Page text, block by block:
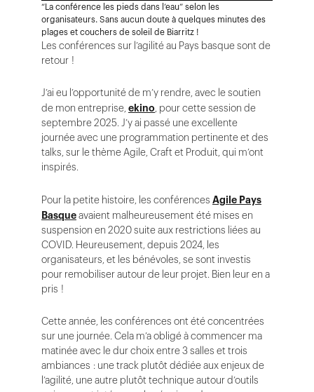
“La conférence les pieds dans l’eau” selon les
organisateurs. Sans aucun doute à quelques minutes des
plages et couchers de soleil de Biarritz !
Les conférences sur l’agilité au Pays basque sont de
retour !
J’ai eu l’opportunité de m’y rendre, avec le soutien
de mon entreprise, ekino, pour cette session de
septembre 2025. J’y ai passé une excellente
journée avec une programmation pertinente et des
talks, sur le thème Agile, Craft et Produit, qui m’ont
inspirés.
Pour la petite histoire, les conférences Agile Pays
Basqueavaient malheureusement été mises en
suspension en 2020 suite aux restrictions liées au
COVID. Heureusement, depuis 2024, les
organisateurs, et les bénévoles, se sont investis
pour remobiliser autour de leur projet. Bien leur en a
pris !
Cette année, les conférences ont été concentrées
sur une journée. Cela m’a obligé à commencer ma
matinée avec le dur choix entre 3 salles et trois
ambiances : une track plutôt dédiée aux enjeux de
l’agilité, une autre plutôt technique autour d’outils